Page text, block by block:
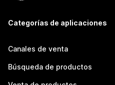
Categorías de aplicaciones
Canales de venta
Búsqueda de productos